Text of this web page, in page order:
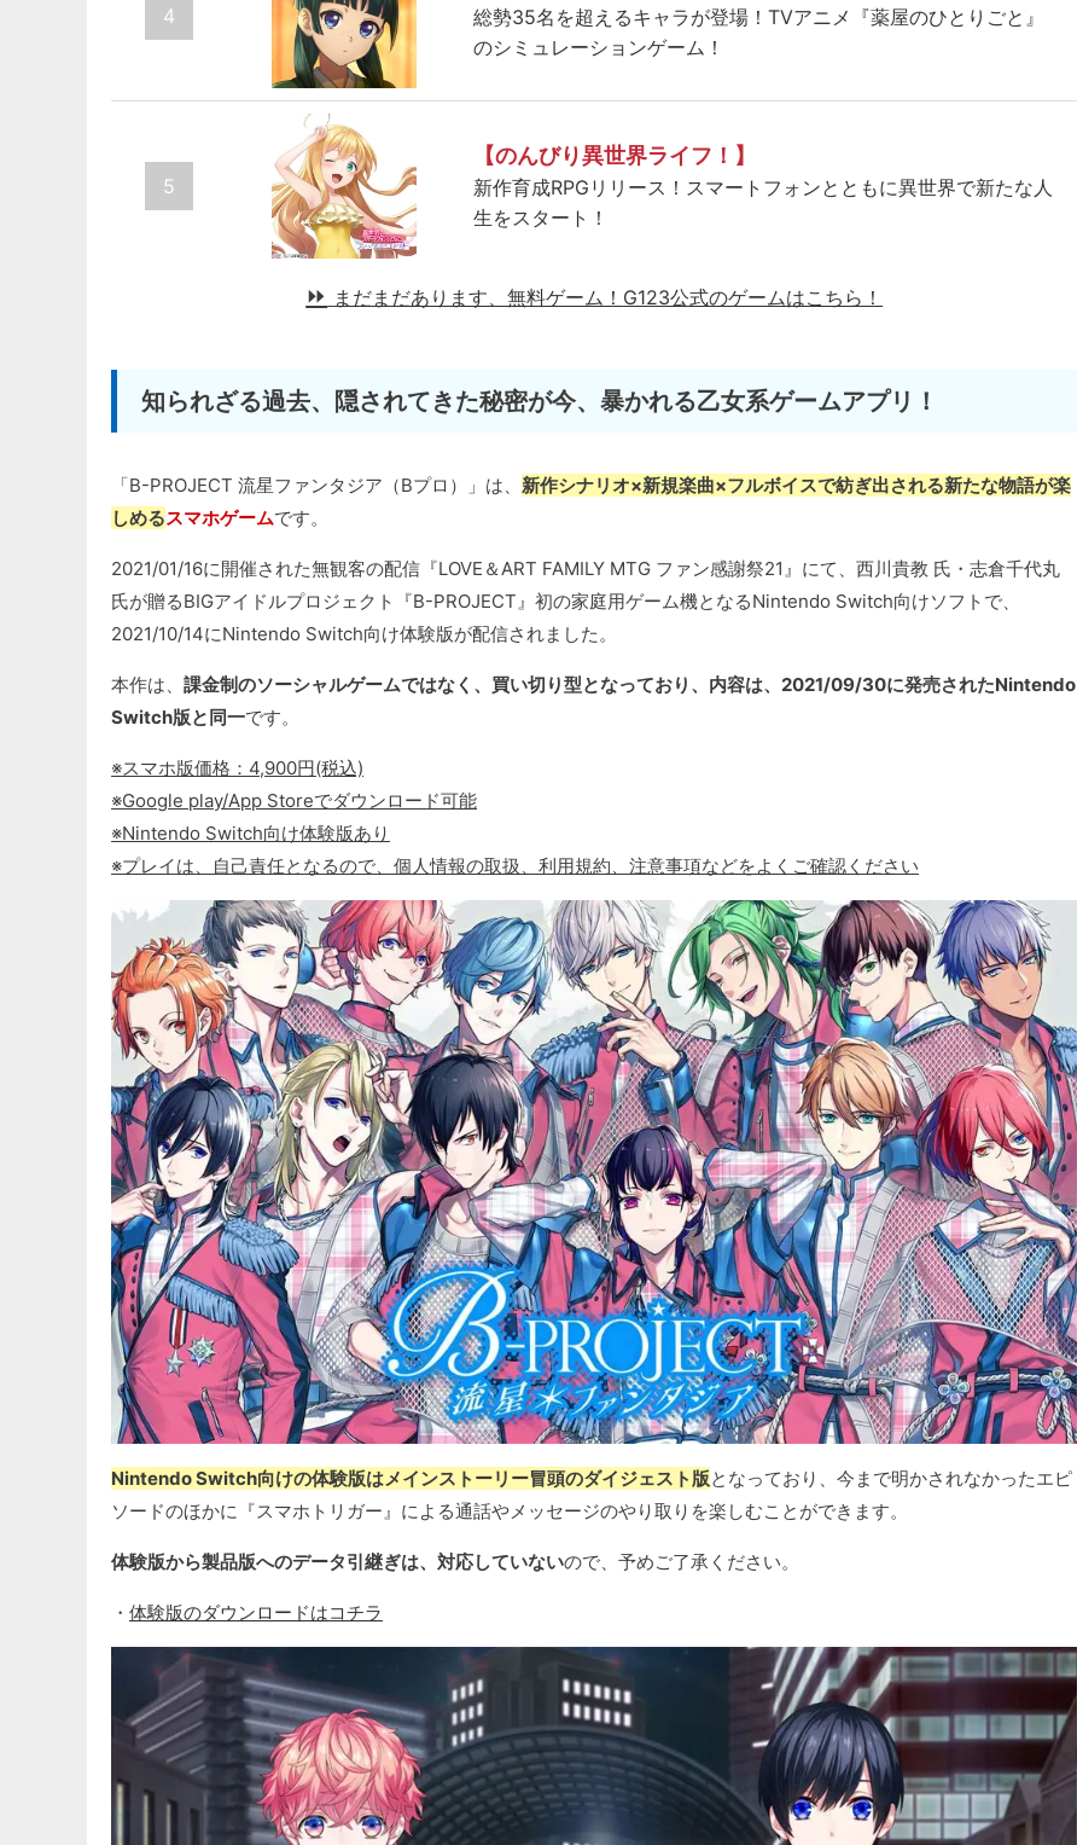
4
総勢35名を超えるキャラが登場！TVアニメ『薬屋のひとりごと』
のシミュレーションゲーム！
5
【のんびり異世界ライフ！】
新作育成RPGリリース！スマートフォンとともに異世界で新たな人
生をスタート！
まだまだあります、無料ゲーム！ G123公式のゲームはこちら！
知られざる過去、隠されてきた秘密が今、暴かれる乙女系ゲームアプリ！
「B-PROJECT 流星ファンタジア（Bプロ）」は、 新作シナリオ×新規楽曲×フルボイスで紡ぎ出される新たな物語が楽
しめるスマホゲームです。
2021/01/16に開催された無観客の配信『LOVE＆ART FAMILY MTG ファン感謝祭21』にて、西川貴教 氏・志倉千代丸
氏が贈るBIGアイドルプロジェクト『B-PROJECT』初の家庭用ゲーム機となるNintendo Switch向けソフトで、
2021/10/14にNintendo Switch向け体験版が配信されました。
本作は、 課金制のソーシャルゲームではなく、買い切り型となっており、内容は、2021/09/30に発売されたNintendo
Switch版と同一です。
※スマホ版価格：4,900円(税込)
※Google play/App Storeでダウンロード可能
※Nintendo Switch向け体験版あり
※プレイは、自己責任となるので、個人情報の取扱、利用規約、注意事項などをよくご確認ください
Nintendo Switch向けの体験版はメインストーリー冒頭のダイジェスト版となっており、今まで明かされなかったエピ
ソードのほかに『スマホトリガー』による通話やメッセージのやり取りを楽しむことができます。
体験版から製品版へのデータ引継ぎは、対応していないので、予めご了承ください。
・ 体験版のダウンロードはコチラ